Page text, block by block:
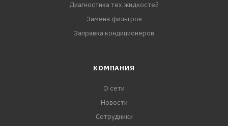
Диагностика тех.жидкостей
Замена фильтров
Заправка кондиционеров
КОМПАНИЯ
О сети
Новости
Сотрудники